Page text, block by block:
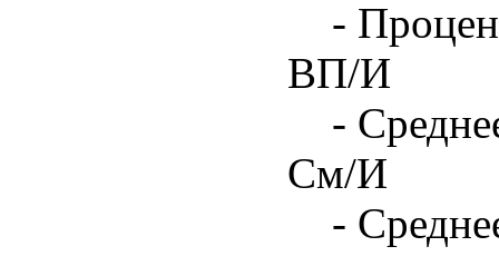
-
ВП/И
-
См/И
-